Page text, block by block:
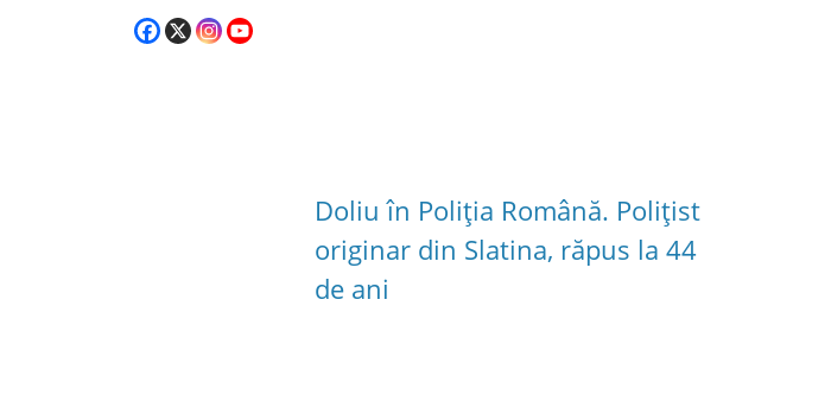
Doliu în Poliția Română. Polițist
originar din Slatina, răpus la 44
de ani